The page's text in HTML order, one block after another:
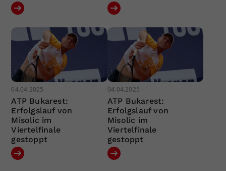
04.04.2025
ATP Bukarest:
Erfolgslauf von
Misolic im
Viertelfinale
gestoppt
04.04.2025
ATP Bukarest:
Erfolgslauf von
Misolic im
Viertelfinale
gestoppt